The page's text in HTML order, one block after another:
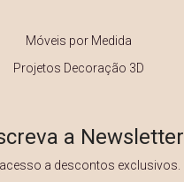
Móveis por Medida
Projetos Decoração 3D
a Newsletter
a descontos exclusivos.